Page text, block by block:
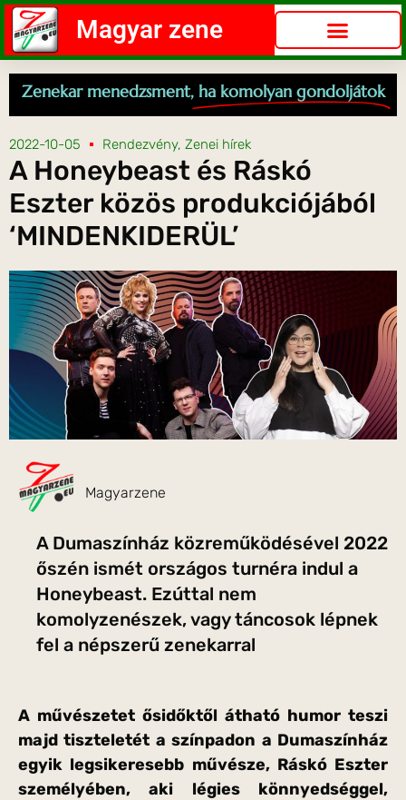
Magyar zene
Zenekar menedzsment, ha komolyan gondoljátok
2022-10-05 Rendezvény, Zenei hírek
A Honeybeast és Ráskó
Eszter közös produkciójából
‘MINDENKIDERÜL’
Magyarzene
A Dumaszínház közreműködésével 2022
őszén ismét országos turnéra indul a
Honeybeast. Ezúttal nem
komolyzenészek, vagy táncosok lépnek
fel a népszerű zenekarral
A művészetet ősidőktől átható humor teszi
majd tiszteletét a színpadon a Dumaszínház
egyik legsikeresebb művésze, Ráskó Eszter
személyében, aki légies könnyedséggel,